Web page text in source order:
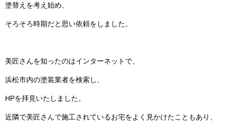
塗替えを考え始め、
そろそろ時期だと思い依頼をしました。
美匠さんを知ったのはインターネットで、
浜松市内の塗装業者を検索し、
HPを拝見いたしました。
近隣で美匠さんで施工されているお宅をよく見かけたこともあり、